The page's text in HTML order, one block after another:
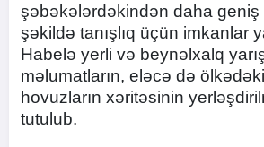
şəbəkələrdəkindən daha geniş
şəkildə tanışlıq üçün imkanlar
Habelə yerli və beynəlxalq
məlumatların, eləcə də
hovuzların xəritəsinin
tutulub.